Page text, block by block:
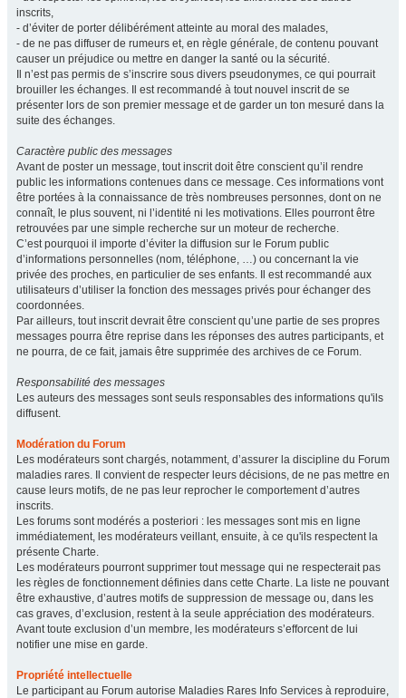
inscrits,
- d’éviter de porter délibérément atteinte au moral des malades,
- de ne pas diffuser de rumeurs et, en règle générale, de contenu pouvant
causer un préjudice ou mettre en danger la santé ou la sécurité.
Il n’est pas permis de s’inscrire sous divers pseudonymes, ce qui pourrait
brouiller les échanges. Il est recommandé à tout nouvel inscrit de se
présenter lors de son premier message et de garder un ton mesuré dans la
suite des échanges.
Caractère public des messages
Avant de poster un message, tout inscrit doit être conscient qu’il rendre
public les informations contenues dans ce message. Ces informations vont
être portées à la connaissance de très nombreuses personnes, dont on ne
connaît, le plus souvent, ni l’identité ni les motivations. Elles pourront être
retrouvées par une simple recherche sur un moteur de recherche.
C’est pourquoi il importe d’éviter la diffusion sur le Forum public
d’informations personnelles (nom, téléphone, …) ou concernant la vie
privée des proches, en particulier de ses enfants. Il est recommandé aux
utilisateurs d’utiliser la fonction des messages privés pour échanger des
coordonnées.
Par ailleurs, tout inscrit devrait être conscient qu’une partie de ses propres
messages pourra être reprise dans les réponses des autres participants, et
ne pourra, de ce fait, jamais être supprimée des archives de ce Forum.
Responsabilité des messages
Les auteurs des messages sont seuls responsables des informations qu'ils
diffusent.
Modération du Forum
Les modérateurs sont chargés, notamment, d’assurer la discipline du Forum
maladies rares. Il convient de respecter leurs décisions, de ne pas mettre en
cause leurs motifs, de ne pas leur reprocher le comportement d’autres
inscrits.
Les forums sont modérés a posteriori : les messages sont mis en ligne
immédiatement, les modérateurs veillant, ensuite, à ce qu'ils respectent la
présente Charte.
Les modérateurs pourront supprimer tout message qui ne respecterait pas
les règles de fonctionnement définies dans cette Charte. La liste ne pouvant
être exhaustive, d’autres motifs de suppression de message ou, dans les
cas graves, d’exclusion, restent à la seule appréciation des modérateurs.
Avant toute exclusion d’un membre, les modérateurs s’efforcent de lui
notifier une mise en garde.
Propriété intellectuelle
Le participant au Forum autorise Maladies Rares Info Services à reproduire,